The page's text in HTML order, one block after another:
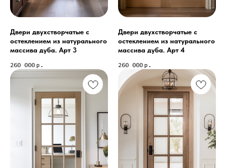
Двери двухстворчатые с
остеклением из натурального
массива дуба. Арт 3
260 000 р.
Двери двухстворчатые с
остеклением из натурального
массива дуба. Арт 4
260 000 р.